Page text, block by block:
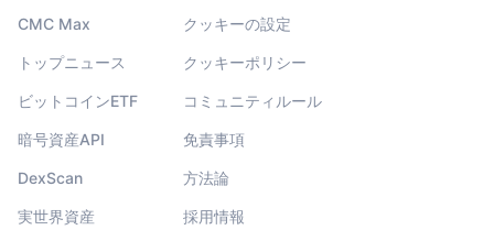
CMC Max
トップニュース
ビットコインETF
暗号資産API
DexScan
実世界資産
クッキーの設定
クッキーポリシー
コミュニティルール
免責事項
方法論
採用情報